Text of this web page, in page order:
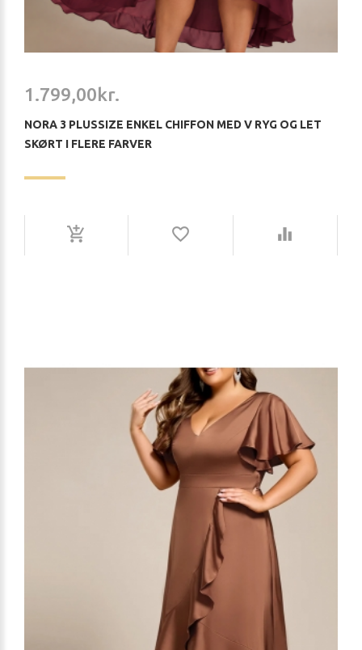
1.799,00kr.
NORA 3 PLUSSIZE ENKEL CHIFFON MED V RYG OG LET
SKØRT I FLERE FARVER